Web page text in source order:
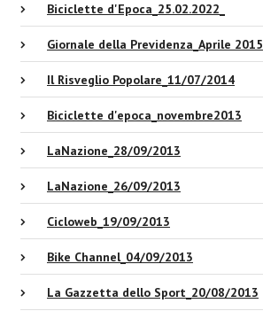
Biciclette d'Epoca_25.02.2022_
Giornale della Previdenza_Aprile 2015
Il Risveglio Popolare_11/07/2014
Biciclette d'epoca_novembre2013
LaNazione_28/09/2013
LaNazione_26/09/2013
Cicloweb_19/09/2013
Bike Channel_04/09/2013
La Gazzetta dello Sport_20/08/2013